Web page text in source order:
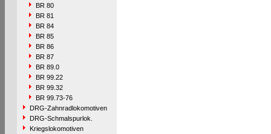
BR 80
BR 81
BR 84
BR 85
BR 86
BR 87
BR 89.0
BR 99.22
BR 99.32
BR 99.73-76
DRG-Zahnradlokomotiven
DRG-Schmalspurlok.
Kriegslokomotiven